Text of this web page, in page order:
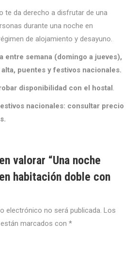
te da derecho a disfrutar de una
durante una noche en
de alojamiento y desayuno.
entre semana (domingo a jueves),
puentes y festivos nacionales.
disponibilidad con el hostal.
nacionales: consultar precio
valorar “Una noche
habitación doble con
electrónico no será publicada. Los
marcados con *